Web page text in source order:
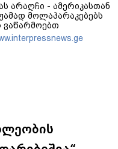
არაღჩი - ამერიკასთან
მოლაპარაკებებს
ვაწარმოებთ